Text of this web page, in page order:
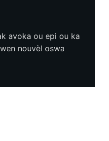
avoka ou epi ou ka
nouvèl oswa